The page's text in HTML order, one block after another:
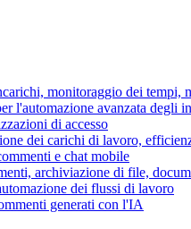
monitoraggio dei tempi,
l'automazione avanzata degli
di accesso
dei carichi di lavoro,
e chat mobile
archiviazione di file,
dei flussi di lavoro
generati con l'IA